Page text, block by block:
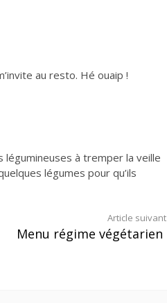
au resto. Hé ouaip !
à tremper la veille
légumes pour qu’ils
Article suivant
Menu régime végétarien